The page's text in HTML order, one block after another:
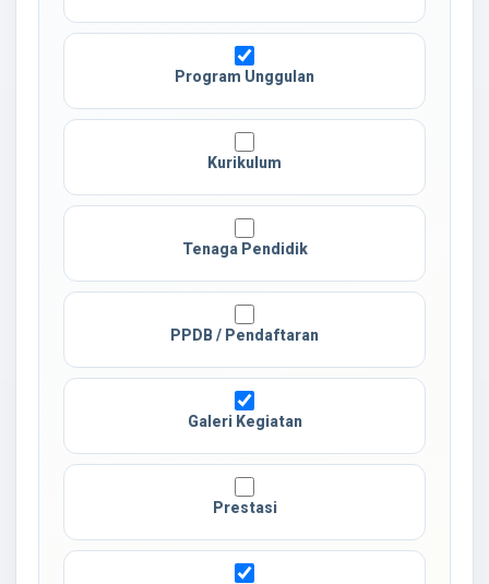
Program Unggulan
Kurikulum
Tenaga Pendidik
PPDB / Pendaftaran
Galeri Kegiatan
Prestasi